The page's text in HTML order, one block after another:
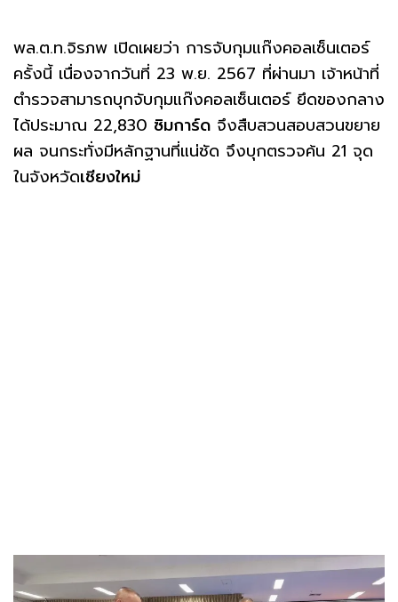
พล.ต.ท.จิรภพ เปิดเผยว่า การจับกุมแก๊งคอลเซ็นเตอร์
ครั้งนี้ เนื่องจากวันที่ 23 พ.ย. 2567 ที่ผ่านมา เจ้าหน้าที่
ตำรวจสามารถบุกจับกุมแก๊งคอลเซ็นเตอร์ ยึดของกลาง
ได้ประมาณ 22,830 ซิมการ์ด จึงสืบสวนสอบสวนขยาย
ผล จนกระทั่งมีหลักฐานที่แน่ชัด จึงบุกตรวจค้น 21 จุด
ในจังหวัดเชียงใหม่